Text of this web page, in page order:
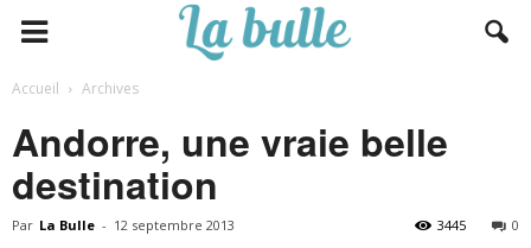
Accueil Archives
Andorre, une vraie belle
destination
Par La Bulle - 12 septembre 2013 0
3445